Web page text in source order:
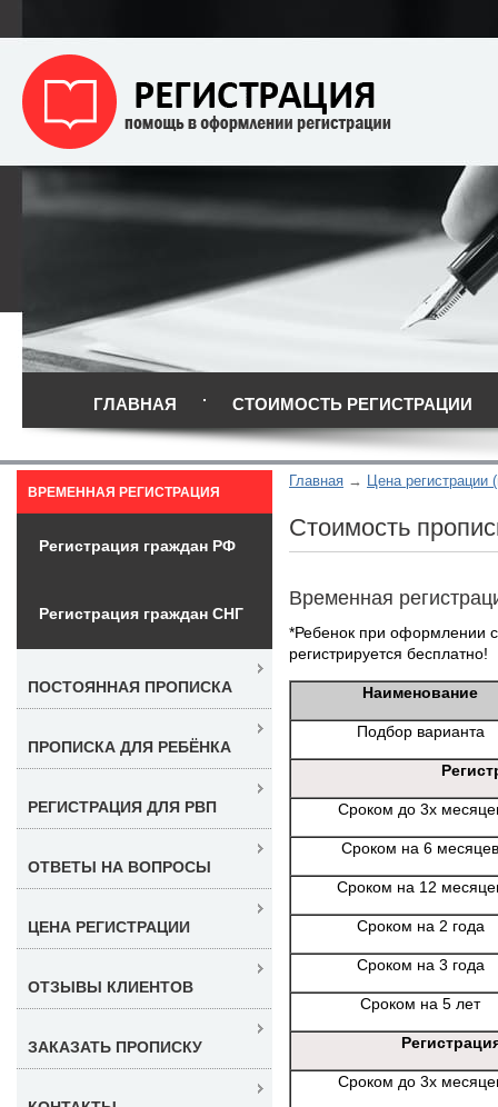
ГЛАВНАЯ СТОИМОСТЬ РЕГИСТРАЦИИ
Главная Цена регистрации
Стоимость
Временная
*Ребенок при оформлении
регистрируется бесплатно!
Наименование
Подбор варианта
Сроком до 3х
Сроком на 6 месяцев
Сроком на 12
Сроком на 2 года
Сроком на 3 года
Сроком на 5 лет
Сроком до 3х
ВРЕМЕННАЯ РЕГИСТРАЦИЯ
Регистрация граждан РФ
Регистрация граждан СНГ
ПОСТОЯННАЯ ПРОПИСКА
ПРОПИСКА ДЛЯ РЕБЁНКА
РЕГИСТРАЦИЯ ДЛЯ РВП
ОТВЕТЫ НА ВОПРОСЫ
ЦЕНА РЕГИСТРАЦИИ
ОТЗЫВЫ КЛИЕНТОВ
ЗАКАЗАТЬ ПРОПИСКУ